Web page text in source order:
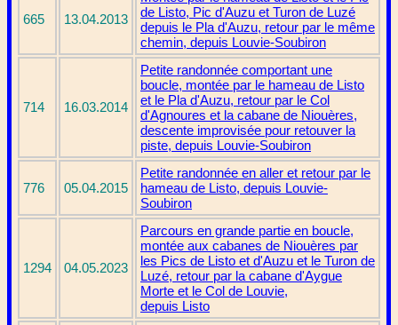
665 13.04.2013
de Listo, Pic d'Auzu et Turon de Luzé
depuis le Pla d'Auzu, retour par le même
chemin, depuis Louvie-Soubiron
714 16.03.2014
Petite randonnée comportant une
boucle, montée par le hameau de Listo
et le Pla d'Auzu, retour par le Col
d'Agnoures et la cabane de Niouères,
descente improvisée pour retouver la
piste, depuis Louvie-Soubiron
776 05.04.2015
Petite randonnée en aller et retour par le
hameau de Listo, depuis Louvie-
Soubiron
1294 04.05.2023
Parcours en grande partie en boucle,
montée aux cabanes de Niouères par
les Pics de Listo et d'Auzu et le Turon de
Luzé, retour par la cabane d'Aygue
Morte et le Col de Louvie,
depuis Listo